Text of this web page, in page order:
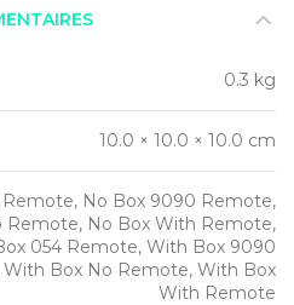
0.3 kg
10.0 × 10.0 × 10.0 cm
Remote, No Box 9090 Remote,
Remote, No Box With Remote,
054 Remote, With Box 9090
With Box No Remote, With Box
With Remote